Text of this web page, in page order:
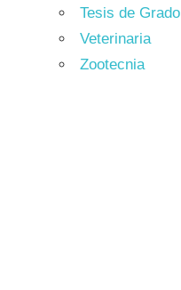
Tesis de Grado
Veterinaria
Zootecnia